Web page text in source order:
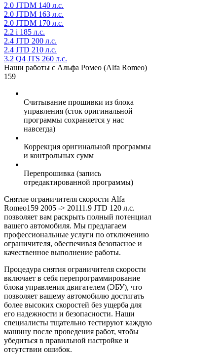
2.0 JTDM 140 л.с.
2.0 JTDM 163 л.с.
2.0 JTDM 170 л.с.
2.2 i 185 л.с.
2.4 JTD 200 л.с.
2.4 JTD 210 л.с.
3.2 Q4 JTS 260 л.с.
Наши работы с Альфа Ромео (Alfa Romeo)
159
Считывание прошивки из блока
управления (сток оригинальной
программы сохраняется у нас
навсегда)
Коррекция оригинальной программы
и контрольных сумм
Перепрошивка (запись
отредактированной программы)
Снятие ограничителя скорости Alfa
Romeo159 2005 -> 20111.9 JTD 120 л.с.
позволяет вам раскрыть полный потенциал
вашего автомобиля. Мы предлагаем
профессиональные услуги по отключению
ограничителя, обеспечивая безопасное и
качественное выполнение работы.
Процедура снятия ограничителя скорости
включает в себя перепрограммирование
блока управления двигателем (ЭБУ), что
позволяет вашему автомобилю достигать
более высоких скоростей без ущерба для
его надежности и безопасности. Наши
специалисты тщательно тестируют каждую
машину после проведения работ, чтобы
убедиться в правильной настройке и
отсутствии ошибок.